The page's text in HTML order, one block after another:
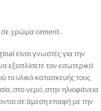
σε χρώμα cement.
είναι γνωστές για την
εξοπλίσετε τον εσωτερικό
το υλικό κατασκευής τους
στο νερό, στην ηλιοφάνεια
σε άμεση επαφή με την